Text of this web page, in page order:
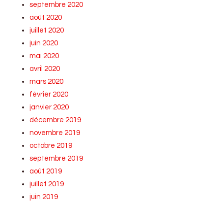
septembre 2020
août 2020
juillet 2020
juin 2020
mai 2020
avril 2020
mars 2020
février 2020
janvier 2020
décembre 2019
novembre 2019
octobre 2019
septembre 2019
août 2019
juillet 2019
juin 2019